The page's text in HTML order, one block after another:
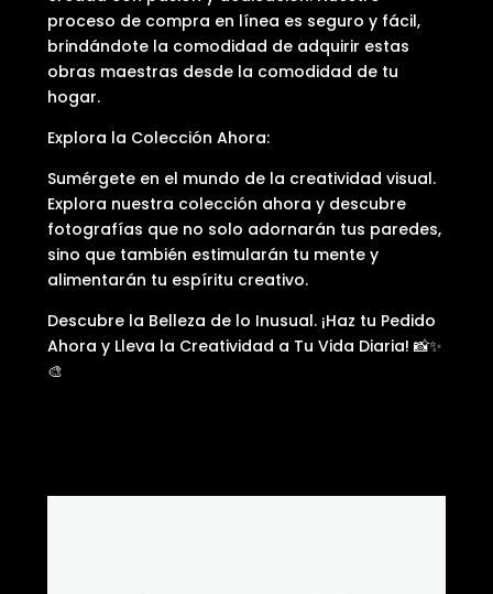
proceso de compra en línea es seguro y fácil,
brindándote la comodidad de adquirir estas
obras maestras desde la comodidad de tu
hogar.
Explora la Colección Ahora:
Sumérgete en el mundo de la creatividad visual.
Explora nuestra colección ahora y descubre
fotografías que no solo adornarán tus paredes,
sino que también estimularán tu mente y
alimentarán tu espíritu creativo.
Descubre la Belleza de lo Inusual. ¡Haz tu Pedido
Ahora y Lleva la Creatividad a Tu Vida Diaria! 📸✨
🎨